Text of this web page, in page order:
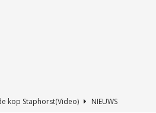
kop Staphorst(Video)
NIEUWS